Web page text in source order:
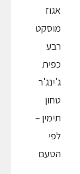
אגוז
מוסקט
רבע
כפית
ג'ינג'ר
טחון
תימין –
לפי
הטעם